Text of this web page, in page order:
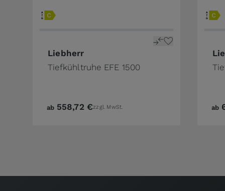
Liebherr
Tiefkühltruhe EFE 1500
ab 558,72 €zzgl. MwSt. ab